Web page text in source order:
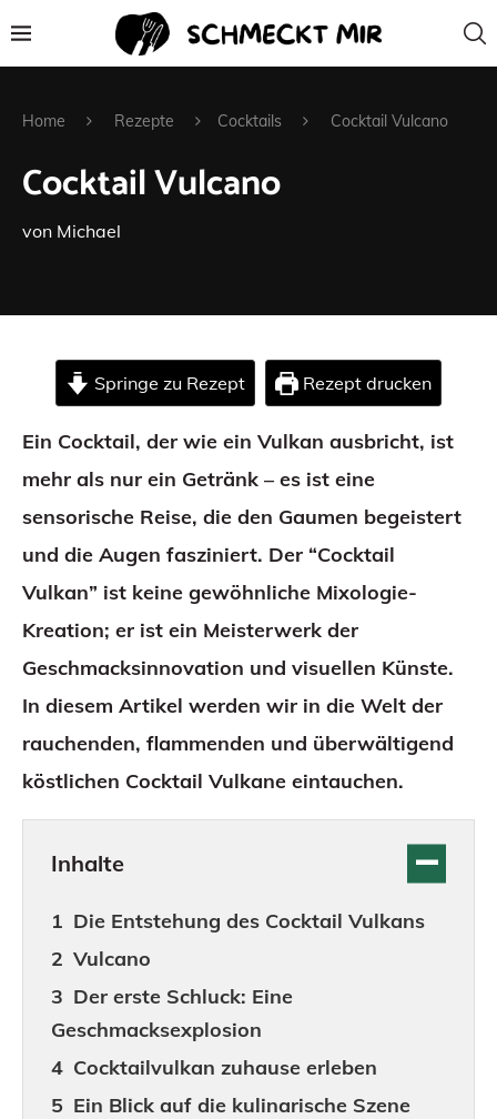
Home Rezepte Cocktails Cocktail Vulcano
Cocktail Vulcano
von Michael
Springe zu Rezept Rezept drucken
Ein Cocktail, der wie ein Vulkan ausbricht, ist
mehr als nur ein Getränk – es ist eine
sensorische Reise, die den Gaumen begeistert
und die Augen fasziniert. Der “Cocktail
Vulkan” ist keine gewöhnliche Mixologie-
Kreation; er ist ein Meisterwerk der
Geschmacksinnovation und visuellen Künste.
In diesem Artikel werden wir in die Welt der
rauchenden, flammenden und überwältigend
köstlichen Cocktail Vulkane eintauchen.
Inhalte
Die Entstehung des Cocktail Vulkans
Vulcano
Der erste Schluck: Eine
Geschmacksexplosion
Cocktailvulkan zuhause erleben
Ein Blick auf die kulinarische Szene